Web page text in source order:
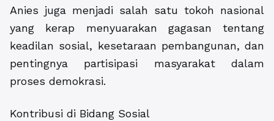
Anies juga menjadi salah satu tokoh nasional
yang kerap menyuarakan gagasan tentang
keadilan sosial, kesetaraan pembangunan, dan
pentingnya partisipasi masyarakat dalam
proses demokrasi.
Kontribusi di Bidang Sosial